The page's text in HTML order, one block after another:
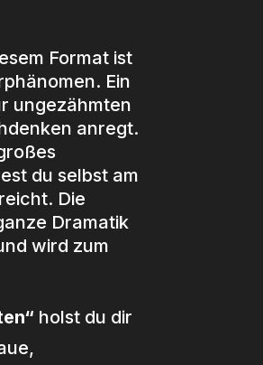
Format ist
Ein
ungezähmten
anregt.
du selbst am
Die
Dramatik
wird zum
holst du dir